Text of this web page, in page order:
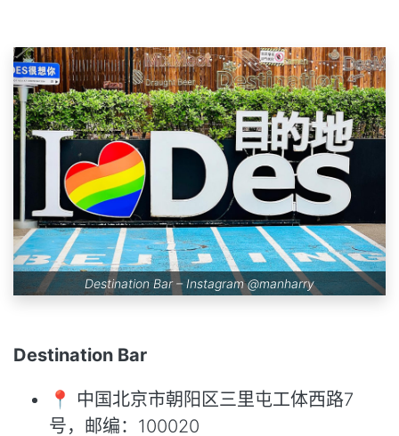
Destination Bar – Instagram @manharry
Destination Bar
📍 中国北京市朝阳区三里屯工体西路7
号，邮编：100020